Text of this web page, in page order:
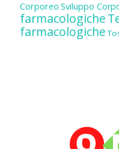
Corporeo Sviluppo
farmacologiche
farmacologiche